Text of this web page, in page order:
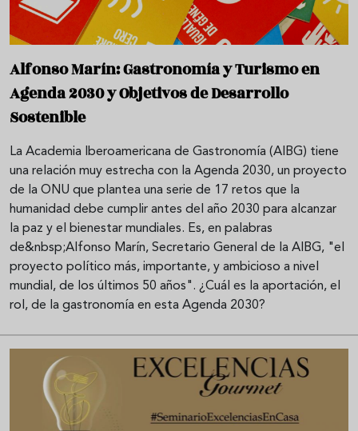
Alfonso Marín: Gastronomía y Turismo en
Agenda 2030 y Objetivos de Desarrollo
Sostenible
La Academia Iberoamericana de Gastronomía (AIBG) tiene
una relación muy estrecha con la Agenda 2030, un proyecto
de la ONU que plantea una serie de 17 retos que la
humanidad debe cumplir antes del año 2030 para alcanzar
la paz y el bienestar mundiales. Es, en palabras
de&nbsp;Alfonso Marín, Secretario General de la AIBG, "el
proyecto político más, importante, y ambicioso a nivel
mundial, de los últimos 50 años". ¿Cuál es la aportación, el
rol, de la gastronomía en esta Agenda 2030?